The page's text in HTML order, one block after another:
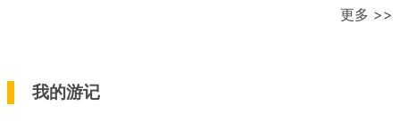
更多 >>
我的游记